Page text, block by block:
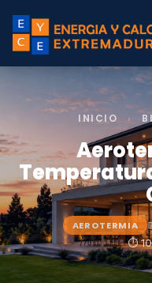
INICIO ›
AEROTERMIA
⏱